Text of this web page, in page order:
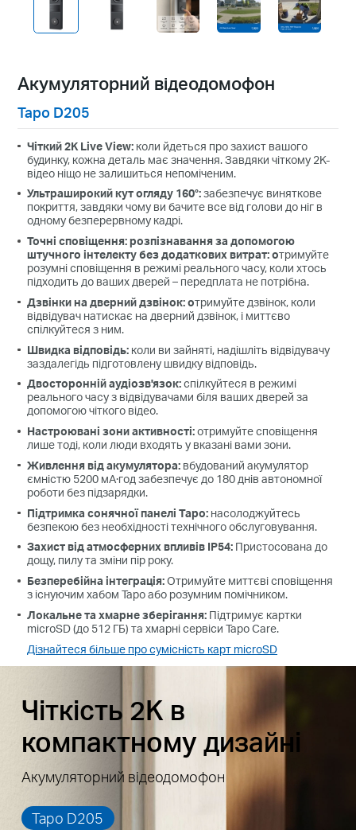
Акумуляторний відеодомофон
Tapo D205
Чіткий 2K Live View: коли йдеться про захист вашого
будинку, кожна деталь має значення. Завдяки чіткому 2K-
відео ніщо не залишиться непоміченим.
Ультраширокий кут огляду 160°:забезпечує виняткове
покриття, завдяки чому ви бачите все від голови до ніг в
одному безперервному кадрі.
Точні сповіщення: розпізнавання за допомогою
штучного інтелекту без додаткових витрат: отримуйте
розумні сповіщення в режимі реального часу, коли хтось
підходить до ваших дверей – передплата не потрібна.
Дзвінки на дверний дзвінок: отримуйте дзвінок, коли
відвідувач натискає на дверний дзвінок, і миттєво
спілкуйтеся з ним.
Швидка відповідь: коли ви зайняті, надішліть відвідувачу
заздалегідь підготовлену швидку відповідь.
Двосторонній аудіозв'язок:спілкуйтеся в режимі
реального часу з відвідувачами біля ваших дверей за
допомогою чіткого відео.
Настроювані зони активності:отримуйте сповіщення
лише тоді, коли люди входять у вказані вами зони.
Живлення від акумулятора: вбудований акумулятор
ємністю 5200 мА·год забезпечує до 180 днів автономної
роботи без підзарядки.
Підтримка сонячної панелі Tapo: насолоджуйтесь
безпекою без необхідності технічного обслуговування.
Захист від атмосферних впливів IP54: Пристосована до
дощу, пилу та зміни пір року.
Безперебійна інтеграція:Отримуйте миттєві сповіщення
з існуючим хабом Tapo або розумним помічником.
Локальне та хмарне зберігання: Підтримує картки
microSD (до 512 ГБ) та хмарні сервіси Tapo Care.
Дізнайтеся більше про сумісність карт microSD
Чіткість 2K в
компактному дизайні
Акумуляторний відеодомофон
Таpо D205